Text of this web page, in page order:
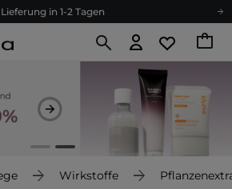
Lieferung in 1-2 Tagen
und sammle noch mehr Punkte
Deutschland und Österreich
Lieferung in 1-2 Tagen
und sammle noch mehr Punkte
Wirkstoffe